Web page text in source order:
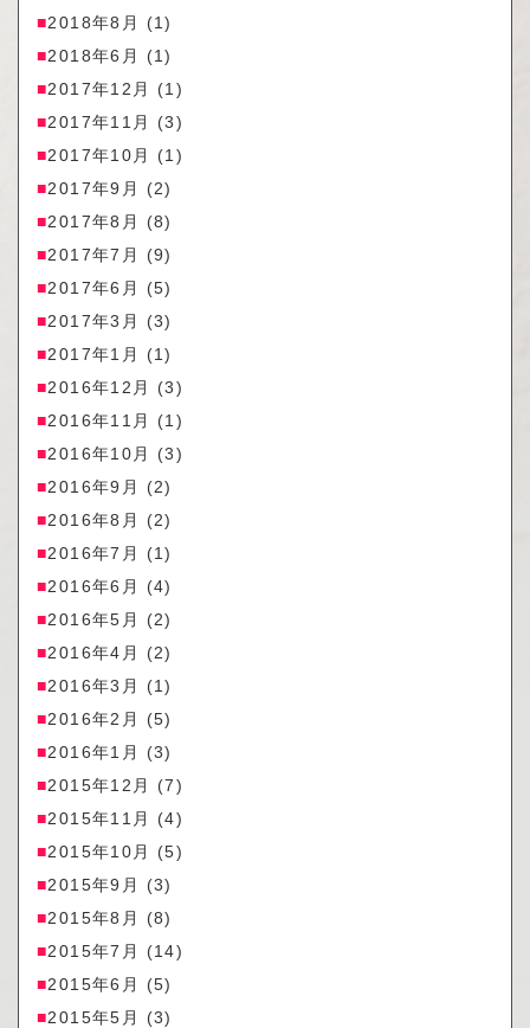
2018年8月
(1)
2018年6月
(1)
2017年12月
(1)
2017年11月
(3)
2017年10月
(1)
2017年9月
(2)
2017年8月
(8)
2017年7月
(9)
2017年6月
(5)
2017年3月
(3)
2017年1月
(1)
2016年12月
(3)
2016年11月
(1)
2016年10月
(3)
2016年9月
(2)
2016年8月
(2)
2016年7月
(1)
2016年6月
(4)
2016年5月
(2)
2016年4月
(2)
2016年3月
(1)
2016年2月
(5)
2016年1月
(3)
2015年12月
(7)
2015年11月
(4)
2015年10月
(5)
2015年9月
(3)
2015年8月
(8)
2015年7月
(14)
2015年6月
(5)
2015年5月
(3)